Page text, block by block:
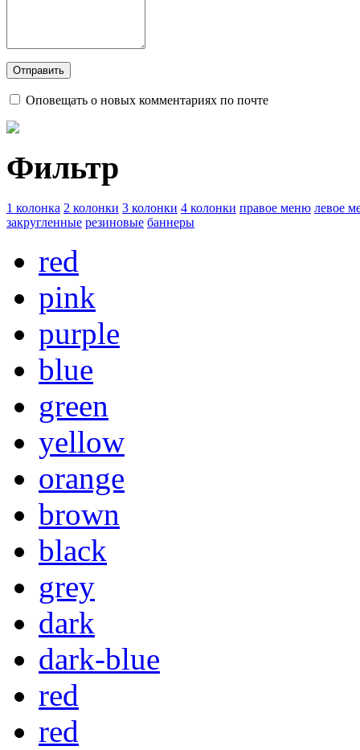
Оповещать о новых комментариях по почте
Фильтр
1 колонка 2 колонки 3 колонки 4 колонки правое меню левое
закругленные резиновые баннеры
red
pink
purple
blue
green
yellow
orange
brown
black
grey
dark
dark-blue
red
red